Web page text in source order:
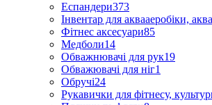
Еспандери373
Інвентар для аквааеробіки,
Фітнес аксесуари85
Медболи14
Обважнювачі для рук19
Обважювачі для ніг1
Обручі24
Рукавички для фітнесу,